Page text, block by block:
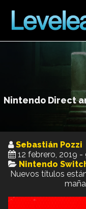
Nintendo Direct
Sebastián Pozzi
12 febrero, 2019 -
Nintendo
Nuevos títulos